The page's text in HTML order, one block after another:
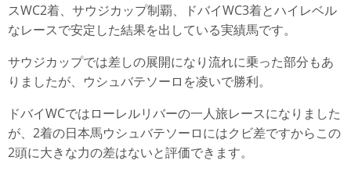
スWC2着、サウジカップ制覇、ドバイWC3着とハイレベル
なレースで安定した結果を出している実績馬です。
サウジカップでは差しの展開になり流れに乗った部分もあ
りましたが、ウシュバテソーロを凌いで勝利。
ドバイWCではローレルリバーの一人旅レースになりました
が、2着の日本馬ウシュバテソーロにはクビ差ですからこの
2頭に大きな力の差はないと評価できます。